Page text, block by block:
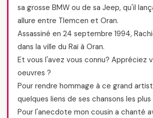
sa grosse BMW ou de sa Jeep, qu'il
allure entre Tlemcen et Oran.
Assassiné en 24 septembre 1994,
dans la ville du Raï à Oran.
Et vous l'avez vous connu? Appréciez
oeuvres ?
Pour rendre hommage à ce grand
quelques liens de ses chansons les plus
Pour l'anecdote mon cousin a chanté